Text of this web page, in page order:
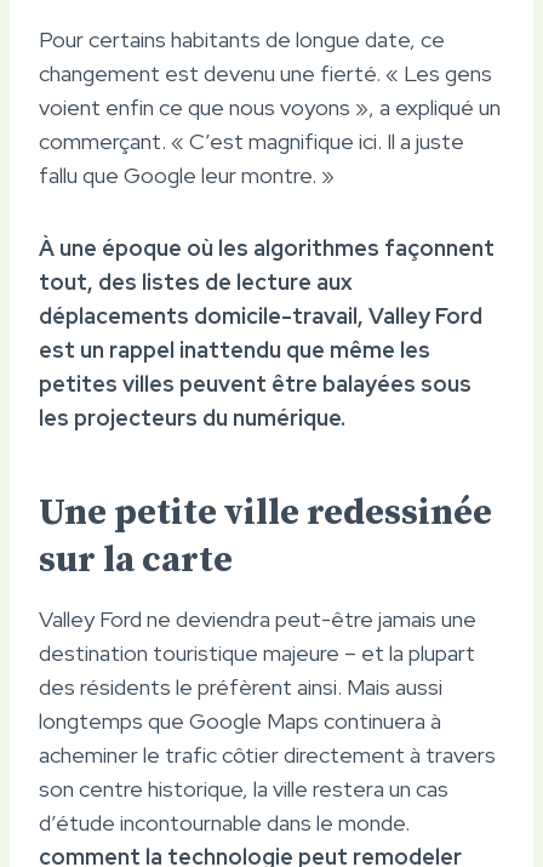
Pour certains habitants de longue date, ce
changement est devenu une fierté. « Les gens
voient enfin ce que nous voyons », a expliqué un
commerçant. « C’est magnifique ici. Il a juste
fallu que Google leur montre. »
À une époque où les algorithmes façonnent
tout, des listes de lecture aux
déplacements domicile-travail, Valley Ford
est un rappel inattendu que même les
petites villes peuvent être balayées sous
les projecteurs du numérique.
Une petite ville redessinée
sur la carte
Valley Ford ne deviendra peut-être jamais une
destination touristique majeure – et la plupart
des résidents le préfèrent ainsi. Mais aussi
longtemps que Google Maps continuera à
acheminer le trafic côtier directement à travers
son centre historique, la ville restera un cas
d’étude incontournable dans le monde.
comment la technologie peut remodeler